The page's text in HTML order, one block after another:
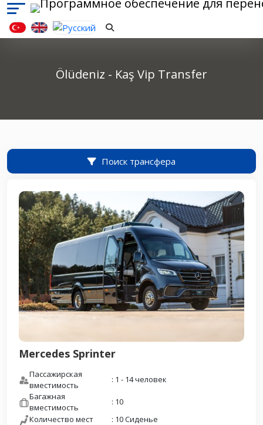
Ölüdeniz - Kaş Vip Transfer
Поиск трансфера
Mercedes Sprinter
Пассажирская
вместимость
: 1 - 14 человек
Багажная
вместимость
: 10
Количество мест
: 10 Сиденье